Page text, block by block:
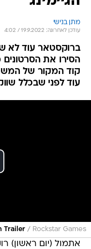
מתן בנישי
עודכן לאחרונה: 19.9.2022 / 4:02
ברוקסטאר עוד לא
הסירו את
קוד המקור של
עוד לפני שבכלל
Trailer / Rockstar Games
אתמול (יום ראשון)